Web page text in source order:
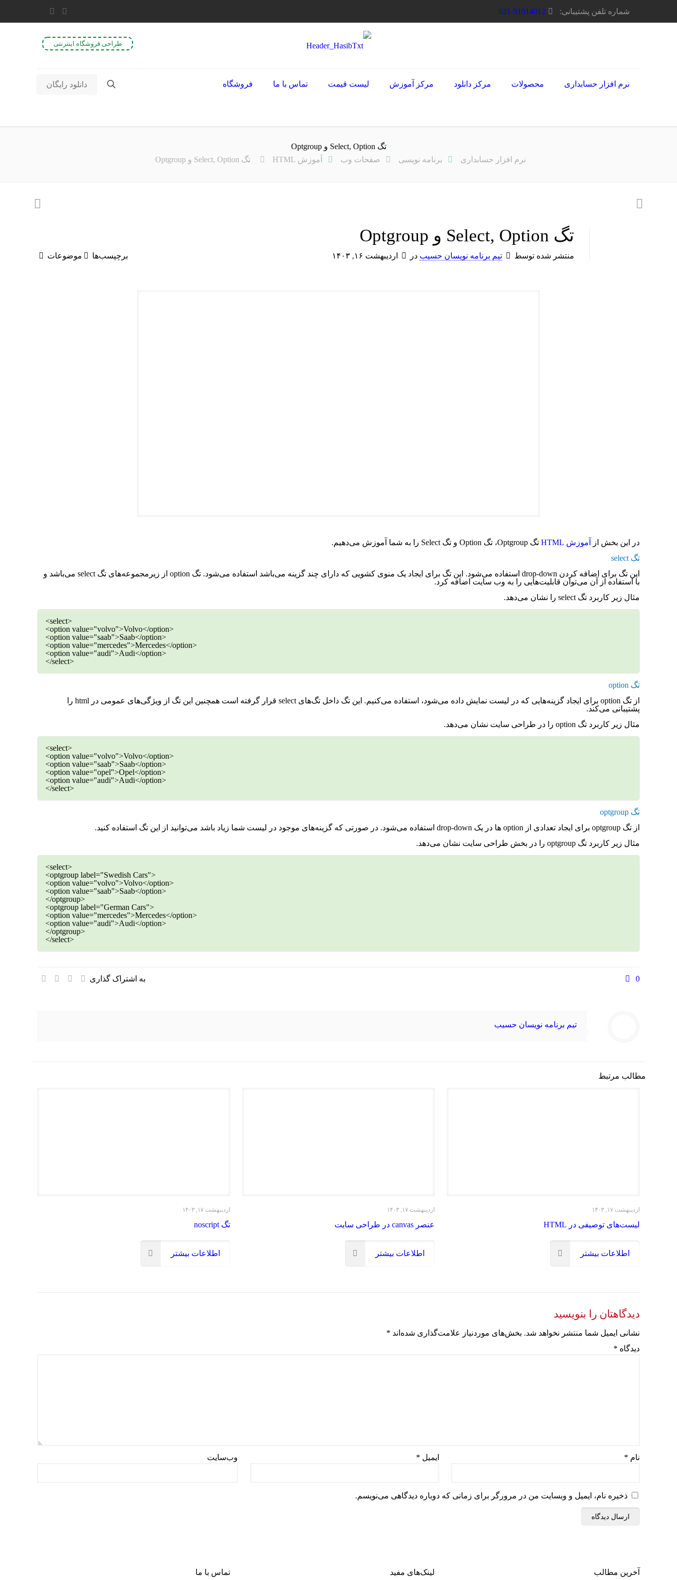
شماره تلفن پشتیبانی: 021-91014012
طراحی فروشگاه اینترنتی
نرم افزار حسابداری محصولات مرکز دانلود مرکز آموزش لیست قیمت تماس با ما فروشگاه دانلود رایگان
تگ Select, Option و Optgroup
نرم افزار حسابداری
برنامه نویسی صفحات وب آموزش HTML تگ Select, Option و Optgroup
تگ Select, Option و Optgroup
منتشر شده توسط تیم برنامه نویسان حسیب در اردیبهشت ۱۶, ۱۴۰۳ موضوعات برچپسب‌ها
در این بخش از آموزش HTML
تگ Optgroup، تگ Option و تگ Select را به شما آموزش می‌دهیم.
تگ select
این تگ برای اضافه کردن drop-down استفاده می‌شود. این تگ برای ایجاد یک منوی کشویی که دارای چند گزینه می‌باشد استفاده می‌شود. تگ option از زیرمجموعه‌های تگ select می‌باشد و
با استفاده از آن می‌توان قابلیت‌هایی را به وب سایت اضافه کرد.
مثال زیر کاربرد تگ select را نشان می‌دهد.
<select>
<option value="volvo">Volvo</option>
<option value="saab">Saab</option>
<option value="mercedes">Mercedes</option>
<option value="audi">Audi</option>
</select>
تگ option
از تگ option برای ایجاد گزینه‌هایی که در لیست نمایش داده می‌شود، استفاده می‌کنیم. این تگ داخل تگ‌های select قرار گرفته است همچنین این تگ از ویژگی‌های عمومی در html را
پشتیبانی می‌کند.
مثال زیر کاربرد تگ option را در طراحی سایت نشان می‌دهد.
<select>
<option value="volvo">Volvo</option>
<option value="saab">Saab</option>
<option value="opel">Opel</option>
<option value="audi">Audi</option>
</select>
تگ optgroup
از تگ optgroup برای ایجاد تعدادی از option ها در یک drop-down استفاده می‌شود. در صورتی که گزینه‌های موجود در لیست شما زیاد باشد می‌توانید از این تگ استفاده کنید.
مثال زیر کاربرد تگ optgroup را در بخش طراحی سایت نشان می‌دهد.
<select>
<optgroup label="Swedish Cars">
<option value="volvo">Volvo</option>
<option value="saab">Saab</option>
</optgroup>
<optgroup label="German Cars">
<option value="mercedes">Mercedes</option>
<option value="audi">Audi</option>
</optgroup>
</select>
به اشتراک گذاری 0
تیم برنامه نویسان حسیب
مطالب مرتبط
اردیبهشت ۱۷, ۱۴۰۳
لیست‌های توصیفی در HTML
اطلاعات بیشتر
اردیبهشت ۱۷, ۱۴۰۳
عنصر canvas در طراحی سایت
اطلاعات بیشتر
اردیبهشت ۱۷, ۱۴۰۳
تگ noscript
اطلاعات بیشتر
دیدگاهتان را بنویسید
نشانی ایمیل شما منتشر نخواهد شد. بخش‌های موردنیاز علامت‌گذاری شده‌اند *
دیدگاه *
نام * ایمیل * وب‌سایت
ذخیره نام، ایمیل و وبسایت من در مرورگر برای زمانی که دوباره دیدگاهی می‌نویسم.
آخرین مطالب لینک‌های مفید تماس با ما